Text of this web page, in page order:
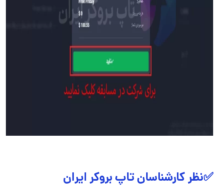
✅نظر کارشناسان تاپ بروکر ایران